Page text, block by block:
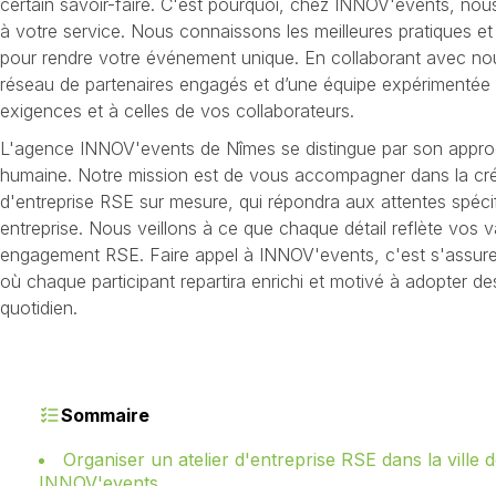
certain savoir-faire. C'est pourquoi, chez INNOV'events,
à votre service. Nous connaissons les meilleures pratiques
pour rendre votre événement unique. En collaborant avec
réseau de partenaires engagés et d’une équipe
exigences et à celles de vos collaborateurs.
L'agence INNOV'events de Nîmes se distingue par son
humaine. Notre mission est de vous accompagner dans la
d'entreprise RSE sur mesure, qui répondra aux attentes
entreprise. Nous veillons à ce que chaque détail reflète vos
engagement RSE. Faire appel à INNOV'events, c'est
où chaque participant repartira enrichi et motivé à adopter
quotidien.
Sommaire
Organiser un atelier d'entreprise RSE dans la ville